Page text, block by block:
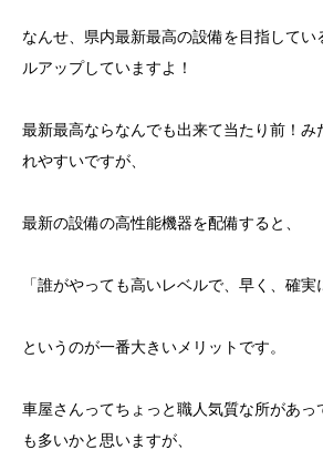
なんせ、県内最新最高の設備を目指して
ルアップしていますよ！
最新最高ならなんでも出来て当たり前！み
れやすいですが、
最新の設備の高性能機器を配備すると、
「誰がやっても高いレベルで、早く、確実
というのが一番大きいメリットです。
車屋さんってちょっと職人気質な所があっ
も多いかと思いますが、